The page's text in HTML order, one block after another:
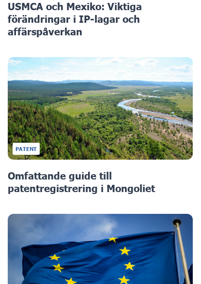
USMCA och Mexiko: Viktiga
förändringar i IP-lagar och
affärspåverkan
PATENT
Omfattande guide till
patentregistrering i Mongoliet